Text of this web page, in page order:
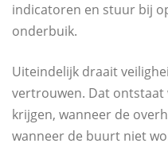
indicatoren en stuur bij
onderbuik.
Uiteindelijk draait
vertrouwen. Dat
krijgen, wanneer de
wanneer de buurt niet